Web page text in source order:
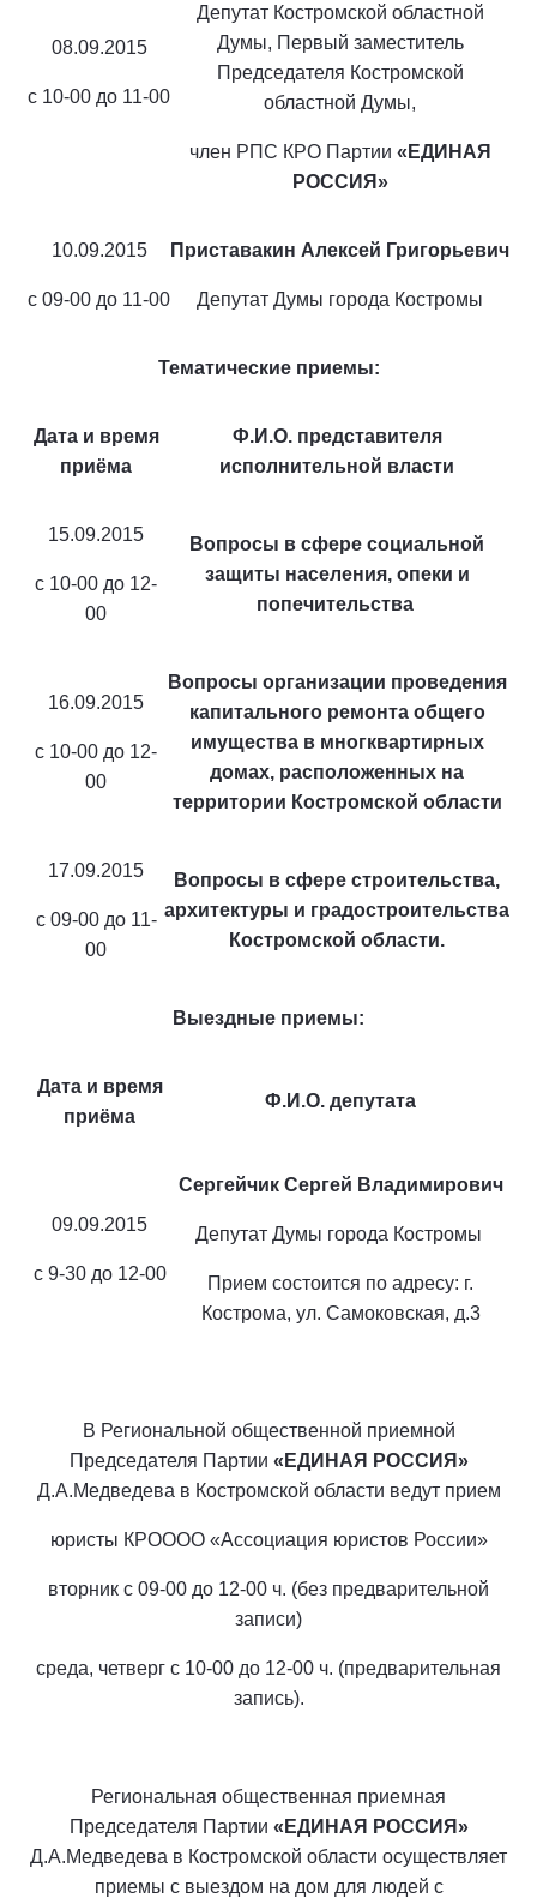
08.09.2015
с 10-00 до 11-00
Депутат Костромской областной
Думы, Первый заместитель
Председателя Костромской
областной Думы,
член РПС КРО Партии «ЕДИНАЯ
РОССИЯ»
10.09.2015
с 09-00 до 11-00
Приставакин Алексей Григорьевич
Депутат Думы города Костромы
Тематические приемы:
Дата и время
приёма
Ф.И.О. представителя
исполнительной власти
15.09.2015
с 10-00 до 12-
00
Вопросы в сфере социальной
защиты населения, опеки и
попечительства
16.09.2015
с 10-00 до 12-
00
Вопросы организации проведения
капитального ремонта общего
имущества в многквартирных
домах, расположенных на
территории Костромской области
17.09.2015
с 09-00 до 11-
00
Вопросы в сфере строительства,
архитектуры и градостроительства
Костромской области.
Выездные приемы:
Дата и время
приёма
Ф.И.О. депутата
09.09.2015
с 9-30 до 12-00
Сергейчик Сергей Владимирович
Депутат Думы города Костромы
Прием состоится по адресу: г.
Кострома, ул. Самоковская, д.3
В Региональной общественной приемной
Председателя Партии «ЕДИНАЯ РОССИЯ»
Д.А.Медведева в Костромской области ведут прием
юристы КРОООО «Ассоциация юристов России»
вторник с 09-00 до 12-00 ч. (без предварительной
записи)
среда, четверг с 10-00 до 12-00 ч. (предварительная
запись).
Региональная общественная приемная
Председателя Партии «ЕДИНАЯ РОССИЯ»
Д.А.Медведева в Костромской области осуществляет
приемы с выездом на дом для людей с